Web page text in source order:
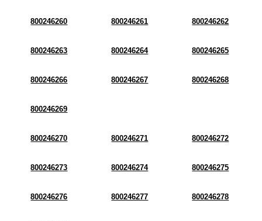
800246260 800246261 800246262
800246263 800246264 800246265
800246266 800246267 800246268
800246269
800246270 800246271 800246272
800246273 800246274 800246275
800246276 800246277 800246278